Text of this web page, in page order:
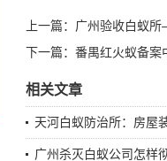
上一篇： 广州验收白蚁
下一篇： 番禺红火蚁备案
相关文章
天河白蚁防治所：房屋
广州杀灭白蚁公司怎样